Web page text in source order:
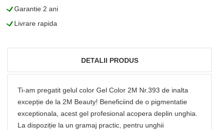
LGarantie 2 ani
LLivrare rapida
DETALII PRODUS
Ti-am pregatit gelul color Gel Color 2M Nr.393 de inalta
excepție de la 2M Beauty! Beneficiind de o pigmentatie
exceptionala, acest gel profesional acopera deplin unghia.
La dispoziție la un gramaj practic, pentru unghii